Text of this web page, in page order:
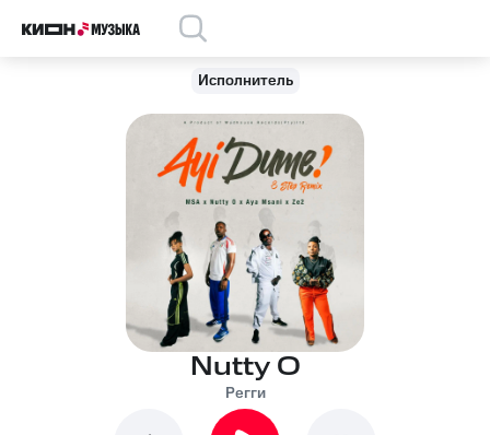
Исполнитель
Nutty O
Регги